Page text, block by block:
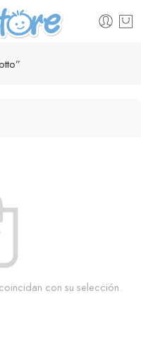
con su selección.